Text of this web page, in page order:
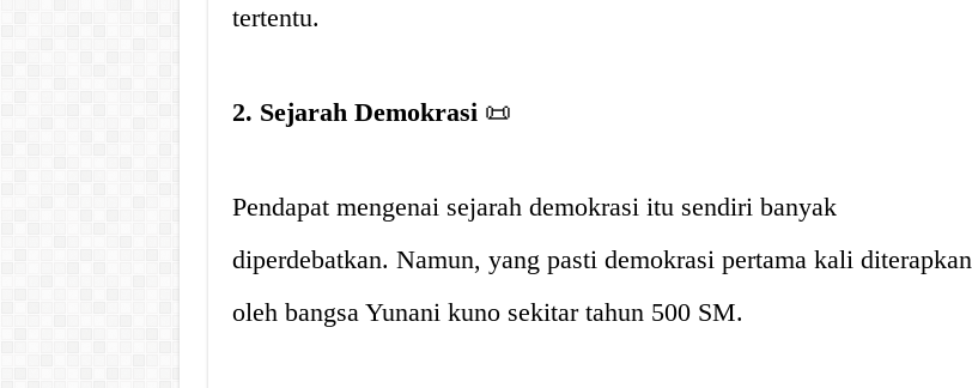
tertentu.
2. Sejarah Demokrasi 📜
Pendapat mengenai sejarah demokrasi itu sendiri banyak
diperdebatkan. Namun, yang pasti demokrasi pertama kali diterapkan
oleh bangsa Yunani kuno sekitar tahun 500 SM.